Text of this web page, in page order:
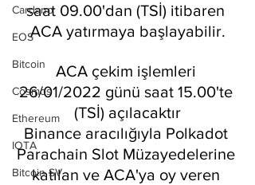
Cardano
EOS
Bitcoin
Cosmos
Ethereum
IOTA
Bitcoin SV
saat 09.00'dan (TSİ) itibaren
ACA yatırmaya başlayabilir.
ACA çekim işlemleri
26/01/2022 günü saat 15.00'te
(TSİ) açılacaktır
Binance aracılığıyla Polkadot
Parachain Slot Müzayedelerine
katılan ve ACA'ya oy veren